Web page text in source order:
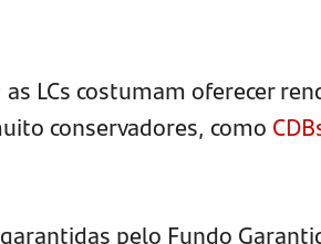
as LCs costumam oferecer
conservadores, como
pelo Fundo